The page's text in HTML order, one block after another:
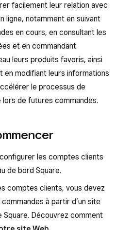
facilement leur relation avec
ligne, notamment en suivant
en cours, en consultant les
et en commandant
leurs produits favoris, ainsi
en modifiant leurs informations
le processus de
lors de futures commandes.
les comptes clients
de bord Square.
comptes clients, vous devez
à partir d’un site
Square. Découvrez comment